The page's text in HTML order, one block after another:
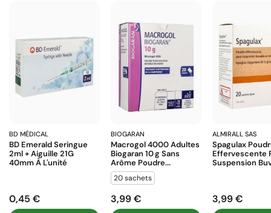
BD MÉDICAL
BD Emerald Seringue
2ml + Aiguille 21G
40mm À L'unité
Prix
0,45 €
BIOGARAN
Macrogol 4000 Adultes
Biogaran 10 G Sans
Arôme Poudre...
20 sachets
Prix
3,99 €
ALMIRALL SAS
Spagulax
Effervescente
Suspension
Prix
3,99 €